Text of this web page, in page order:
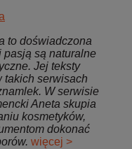
to doświadczona
pasją są naturalne
Jej teksty
takich serwisach
W serwisie
Aneta skupia
kosmetyków,
dokonać
więcej >